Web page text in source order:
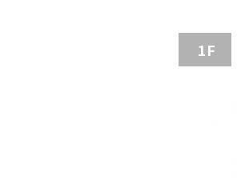
1F